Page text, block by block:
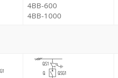
4BB-600
4BB-1000